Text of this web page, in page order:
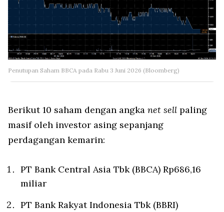
Penutupan Saham BBCA pada Rabu 3 Juni 2026 (Bloomberg)
Berikut 10 saham dengan angka net sell paling
masif oleh investor asing sepanjang
perdagangan kemarin:
PT Bank Central Asia Tbk (BBCA) Rp686,16
miliar
PT Bank Rakyat Indonesia Tbk (BBRI)